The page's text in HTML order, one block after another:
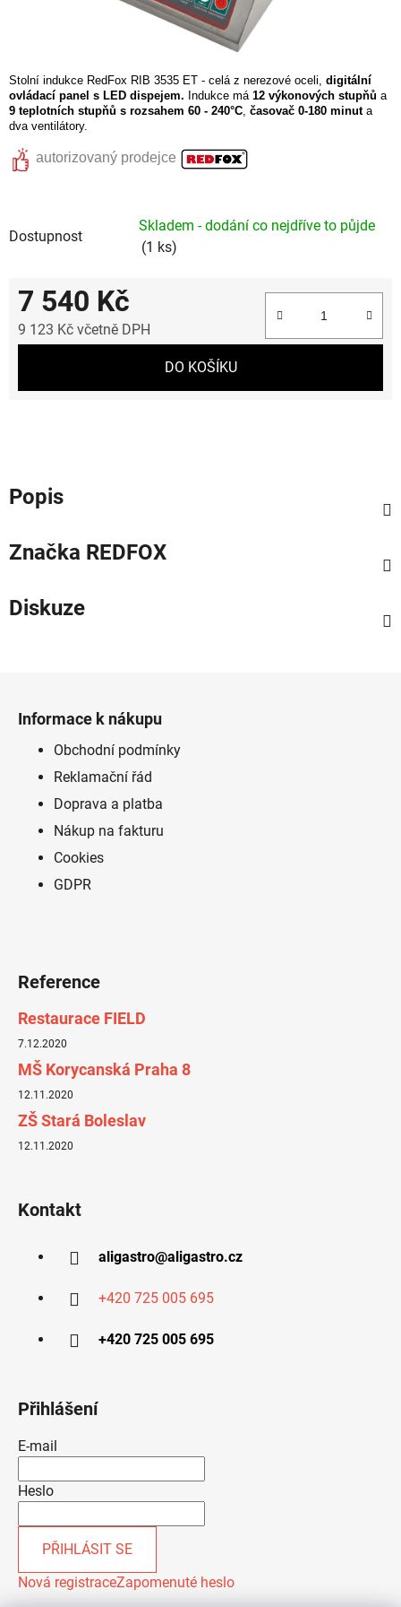
Stolní indukce RedFox RIB 3535 ET - celá z nerezové oceli, digitální
ovládací panel s LED dispejem. Indukce má 12 výkonových stupňů a
9 teplotních stupňů s rozsahem 60 - 240°C časovač 0-180 minuta
dva ventilátory.
autorizovaný prodejce
Dostupnost
Skladem - dodání co nejdříve to půjde
(1 ks)
7 540 Kč
9 123 Kč včetně DPH
DO KOŠÍKU
Popis
Značka REDFOX
Diskuze
Informace k nákupu
Obchodní podmínky
Reklamační řád
Doprava a platba
Nákup na fakturu
Cookies
GDPR
Reference
Restaurace FIELD
7.12.2020
MŠ Korycanská Praha 8
12.11.2020
ZŠ Stará Boleslav
12.11.2020
Kontakt
aligastro@aligastro.cz
+420 725 005 695
+420 725 005 695
Přihlášení
E-mail
Heslo
PŘIHLÁSIT SE
Nová registraceZapomenuté heslo